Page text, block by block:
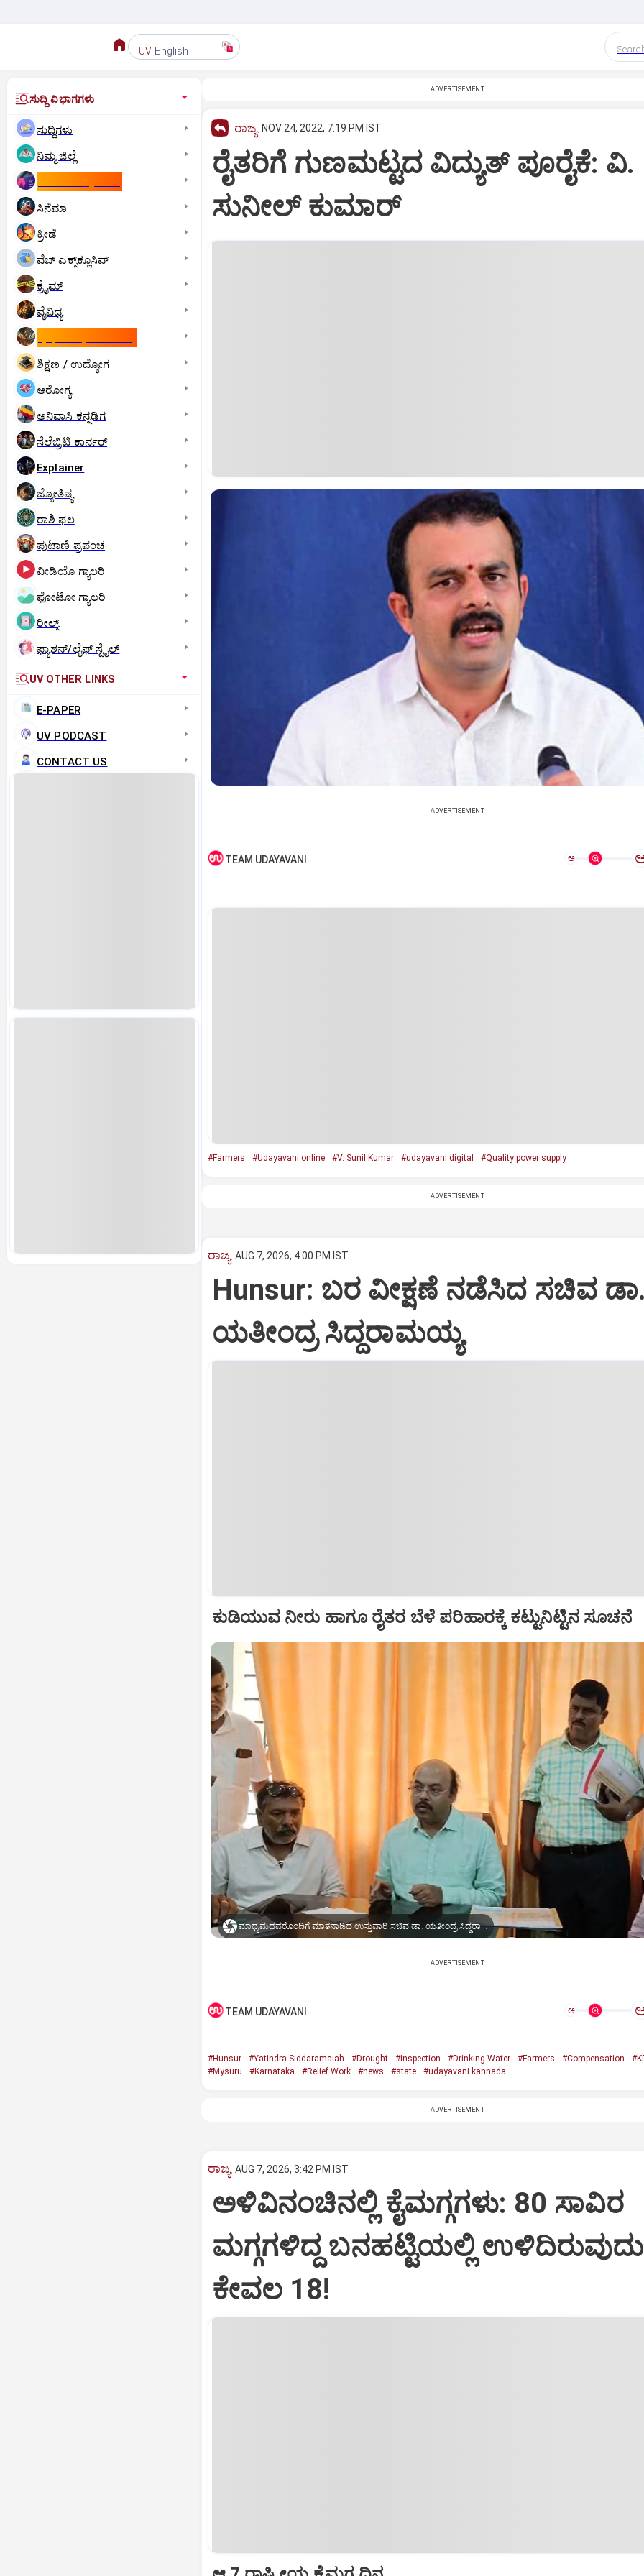
UV English
ಸುದ್ದಿ ವಿಭಾಗಗಳು
ಸುದ್ದಿಗಳು
ನಿಮ್ಮ ಜಿಲ್ಲೆ
ಸಿನೆಮಾ
ಕ್ರೀಡೆ
ವೆಬ್ ಎಕ್ಸ್‌ಕ್ಲೂಸಿವ್
ಕ್ರೈಮ್
ವೈವಿಧ್ಯ
ಶಿಕ್ಷಣ / ಉದ್ಯೋಗ
ಆರೋಗ್ಯ
ಅನಿವಾಸಿ ಕನ್ನಡಿಗ
ಸೆಲೆಬ್ರಿಟಿ ಕಾರ್ನರ್‌
Explainer
ಜ್ಯೋತಿಷ್ಯ
ರಾಶಿ ಫಲ
ಪುಟಾಣಿ ಪ್ರಪಂಚ
ವೀಡಿಯೊ ಗ್ಯಾಲರಿ
ಫೋಟೋ ಗ್ಯಾಲರಿ
ರೀಲ್ಸ್
ಫ್ಯಾಶನ್/ಲೈಫ್‌ ಸ್ಟೈಲ್
UV OTHER LINKS
E-PAPER
UV PODCAST
CONTACT US
ADVERTISEMENT
ರಾಜ್ಯ NOV 24, 2022, 7:19 PM IST
ರೈತರಿಗೆ ಗುಣಮಟ್ಟದ ವಿದ್ಯುತ್‌ ಪೂರೈಕೆ: ವಿ.
ಸುನೀಲ್‌ ಕುಮಾರ್‌
ADVERTISEMENT
TEAM UDAYAVANI ಅ
#Farmers #Udayavani online #V. Sunil Kumar #udayavani digital #Quality power supply
ADVERTISEMENT
ರಾಜ್ಯ AUG 7, 2026, 4:00 PM IST
Hunsur: ಬರ ವೀಕ್ಷಣೆ ನಡೆಸಿದ ಸಚಿವ
ಯತೀಂದ್ರ ಸಿದ್ದರಾಮಯ್ಯ
ಕುಡಿಯುವ ನೀರು ಹಾಗೂ ರೈತರ ಬೆಳೆ ಪರಿಹಾರಕ್ಕೆ ಕಟ್ಟುನಿಟ್ಟಿನ ಸೂಚನೆ
ಮಾಧ್ಯಮದವರೊಂದಿಗೆ ಮಾತನಾಡಿದ ಉಸ್ತುವಾರಿ ಸಚಿವ ಡಾ. ಯತೀಂದ್ರ ಸಿದ್ದರಾಮಯ್ಯ
ADVERTISEMENT
TEAM UDAYAVANI ಅ
#Hunsur #Yatindra Siddaramaiah #Drought #Inspection #Drinking Water #Farmers #Compensation
#Mysuru
#Karnataka #Relief Work #news #state #udayavani kannada
ADVERTISEMENT
ರಾಜ್ಯ AUG 7, 2026, 3:42 PM IST
ಅಳಿವಿನಂಚಿನಲ್ಲಿ ಕೈಮಗ್ಗಗಳು: 80 ಸಾವಿರ
ಮಗ್ಗಗಳಿದ್ದ ಬನಹಟ್ಟಿಯಲ್ಲಿ ಉಳಿದಿರುವುದು
ಕೇವಲ 18!